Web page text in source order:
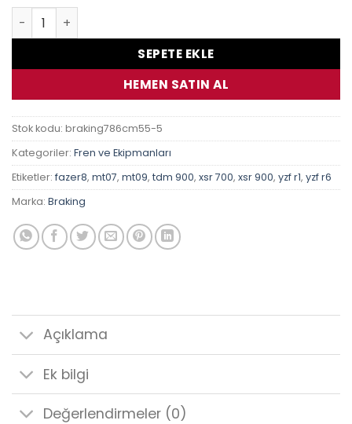
Yamaha MT-07 700 2014-2024 Braking Sinter Ön Fren
SEPETE EKLE
HEMEN SATIN AL
Stok kodu: braking786cm55-5
Kategoriler: Fren ve Ekipmanları
Etiketler: fazer8, mt07, mt09, tdm 900, xsr 700, xsr 900, yzf r1, yzf r6
Marka: Braking
Açıklama
Ek bilgi
Değerlendirmeler (0)